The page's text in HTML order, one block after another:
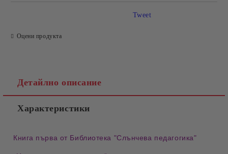
Оцени продукта
Tweet
Детайлно описание
Характеристики
Книга първа от Библиотека "Слънчева педагогика"